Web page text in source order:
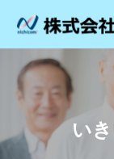
い